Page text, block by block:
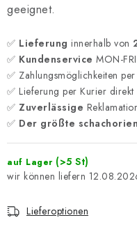
geeignet.
✅ Lieferung innerhalb von
✅ Kundenservice MON-
✅ Zahlungsmöglichkeiten per
✅ Lieferung per Kurier
✅ Zuverlässige
✅ Der größte
auf Lager (>5 St)
Lieferoptionen